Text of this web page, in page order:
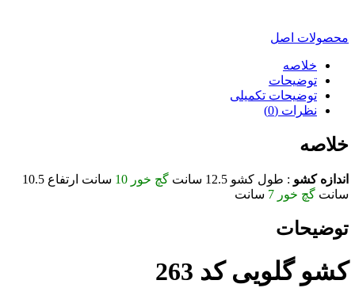
محصولات اصل
خلاصه
توضیحات
توضیحات تکمیلی
نظرات (0)
خلاصه
اندازه کشو : طول کشو 12.5 سانت گچ خور 10
سانت ارتفاع 10.5
سانت گچ خور 7 سانت
توضیحات
کشو گلویی کد 263